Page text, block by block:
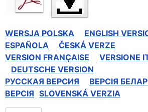
WERSJA POLSKA ENGLISH
ESPAÑOLA
ČESKÁ VERZE
VERSION FRANÇAISE
VERSIONE
DEUTSCHE VERSION
РУССКАЯ BЕРСИЯ
BEPCIЯ
ВЕРСІЯ SLOVENSKÁ VERZIA